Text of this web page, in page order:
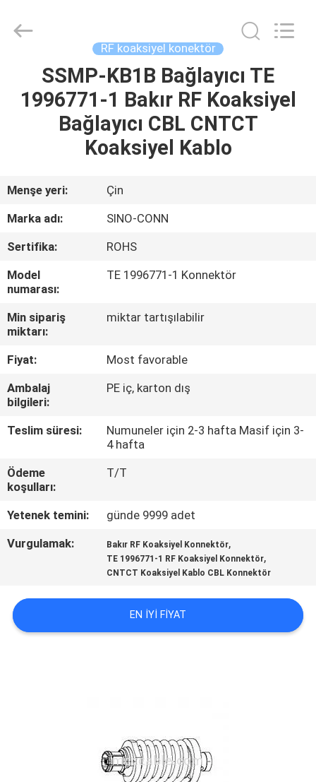
EVDE
BIZIM
FABRIKA
KALITE
KONTROLÜ
İLETIŞIM
HABERLER
İNDIRIM
İSTE
POLITIKASI
Technology
RF koaksiyel konektör
SSMP-KB1B Bağlayıcı TE
1996771-1 Bakır RF Koaksiyel
Bağlayıcı CBL CNTCT
Koaksiyel Kablo
Menşe yeri:
Çin
Marka adı:
SINO-CONN
Sertifika:
ROHS
Model
numarası:
TE 1996771-1 Konnektör
Min sipariş
miktarı:
miktar tartışılabilir
Fiyat:
Most favorable
Ambalaj
bilgileri:
PE iç, karton dış
Teslim süresi:
Numuneler için 2-3 hafta Masif için 3-
4 hafta
Ödeme
koşulları:
T/T
Yetenek temini:
günde 9999 adet
Vurgulamak:
Bakır RF Koaksiyel Konnektör,
TE 1996771-1 RF Koaksiyel Konnektör,
CNTCT Koaksiyel Kablo CBL Konnektör
EN IYI FIYAT